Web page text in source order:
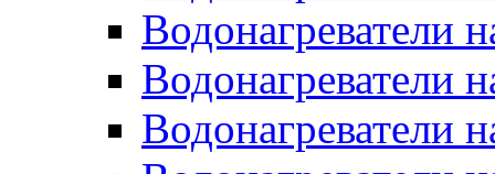
Водонагреватели
Водонагреватели
Водонагреватели